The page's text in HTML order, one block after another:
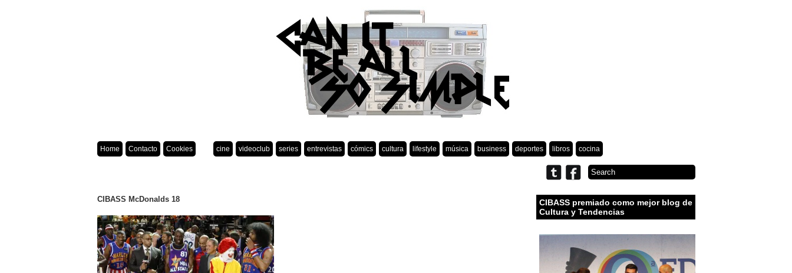
Home Contacto Cookies cine videoclub series entrevistas cómics cultura lifestyle música business deportes libros cocina
CIBASS McDonalds 18
CIBASS premiado como mejor blog de
Cultura y Tendencias